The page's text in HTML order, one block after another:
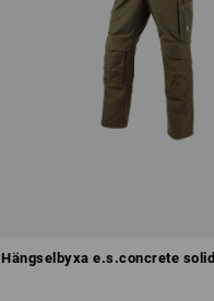
Hängselbyxa e.s.concrete solid